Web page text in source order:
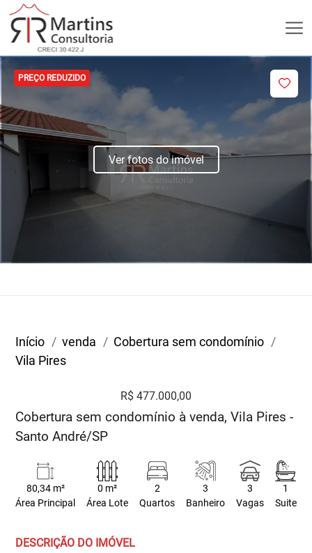
PREÇO REDUZIDO
Ver fotos do imóvel
Início venda
Cobertura sem condomínio
Vila Pires
R$ 477.000,00
Cobertura sem condomínio à venda, Vila Pires -
Santo André/SP
80,34 m²
Área Principal
0 m²
Área Lote
2
Quartos
3
Banheiro
3
Vagas
1
Suite
DESCRIÇÃO DO IMÓVEL